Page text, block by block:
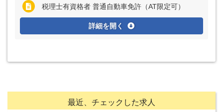
税理士有資格者 普通自動車免許（AT限定可）
詳細を開く
最近、チェックした求人